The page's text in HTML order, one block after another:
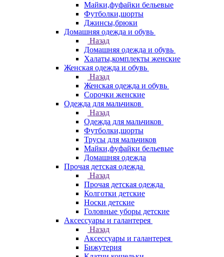
Майки,фуфайки бельевые
Футболки,шорты
Джинсы,брюки
Домашняя одежда и обувь
Назад
Домашняя одежда и обувь
Халаты,комплекты женские
Женская одежда и обувь
Назад
Женская одежда и обувь
Сорочки женские
Одежда для мальчиков
Назад
Одежда для мальчиков
Футболки,шорты
Трусы для мальчиков
Майки,фуфайки бельевые
Домашняя одежда
Прочая детская одежда
Назад
Прочая детская одежда
Колготки детские
Носки детские
Головные уборы детские
Аксессуары и галантерея
Назад
Аксессуары и галантерея
Бижутерия